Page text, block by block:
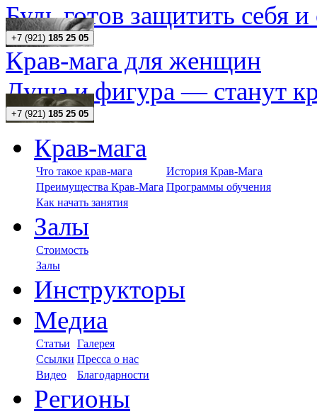
Будь готов защитить себя
+7 (921) 185 25 05
Крав-мага для женщин
Душа и фигура — станут
+7 (921) 185 25 05
Крав-мага
Что такое крав-мага
История Крав-Мага
Преимущества Крав-Мага Программы обучения
Как начать занятия
Залы
Стоимость
Залы
Инструкторы
Медиа
Статьи
Галерея
Ссылки Пресса о нас
Видео
Благодарности
Регионы